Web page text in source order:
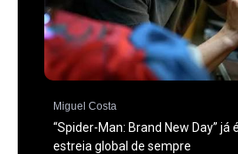
Miguel Costa
“Spider-Man: Brand New Day” já
estreia global de sempre